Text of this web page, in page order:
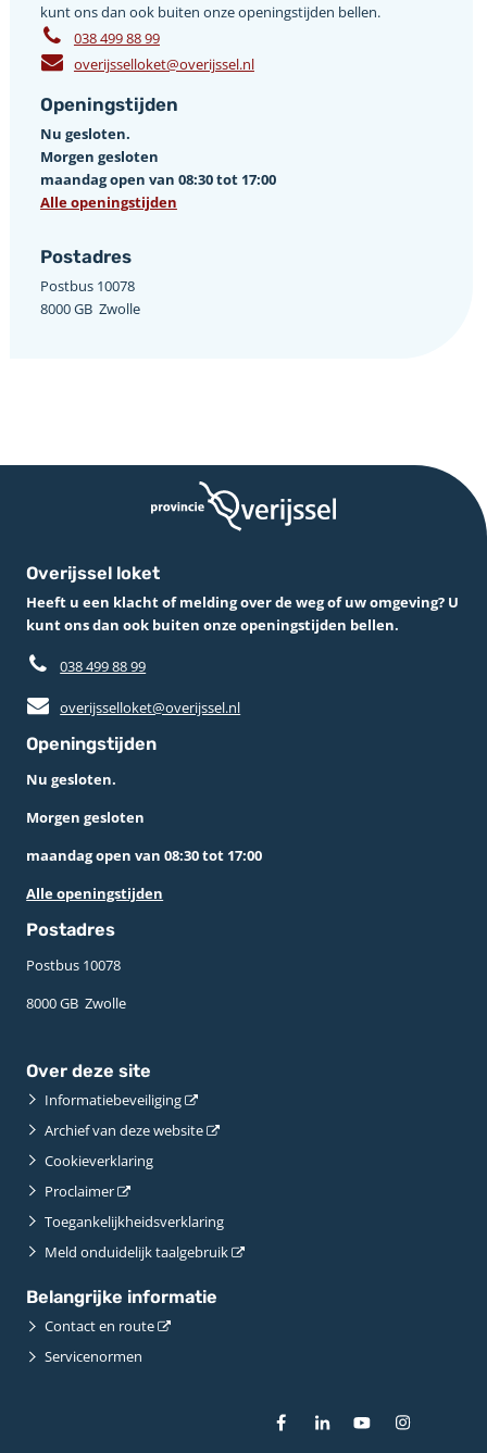
kunt ons dan ook buiten onze openingstijden bellen.
038 499 88 99
overijsselloket@overijssel.nl
Openingstijden
Nu gesloten.
Morgen gesloten
maandag open van 08:30 tot 17:00
Alle openingstijden
Postadres
Postbus 10078 ­
8000 GB ­ Zwolle
Overijssel loket
Heeft u een klacht of melding over de weg of uw omgeving? U
kunt ons dan ook buiten onze openingstijden bellen.
038 499 88 99
overijsselloket@overijssel.nl
Openingstijden
Nu gesloten.
Morgen gesloten
maandag open van 08:30 tot 17:00
Alle openingstijden
Postadres
Postbus 10078 ­
8000 GB ­ Zwolle
Over deze site
Informatiebeveiliging
Archief van deze website
Cookieverklaring
Proclaimer
Toegankelijkheidsverklaring
Meld onduidelijk taalgebruik
Belangrijke informatie
Contact en route
Servicenormen